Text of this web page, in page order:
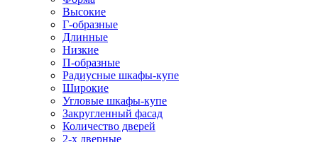
Высокие
Г-образные
Длинные
Низкие
П-образные
Радиусные шкафы-купе
Широкие
Угловые шкафы-купе
Закругленный фасад
Количество дверей
2-х дверные